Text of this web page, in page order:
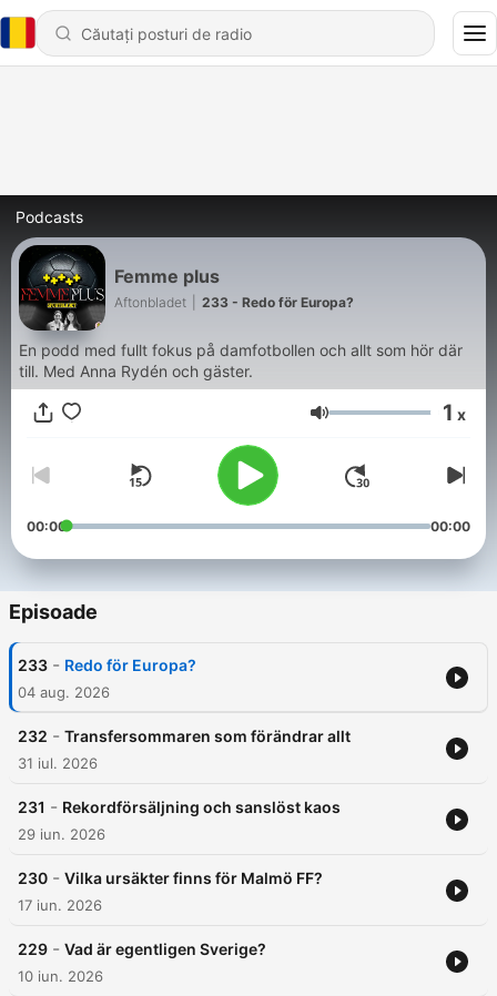
Podcasts
Femme plus
Aftonbladet 233 - Redo för Europa?
En podd med fullt fokus på damfotbollen och allt som hör där
till. Med Anna Rydén och gäster.
Volum 1 x
00:00 00:00
Episoade
233 - Redo för Europa?
04 aug. 2026
232 - Transfersommaren som förändrar allt
31 iul. 2026
231 - Rekordförsäljning och sanslöst kaos
29 iun. 2026
230 - Vilka ursäkter finns för Malmö FF?
17 iun. 2026
229 - Vad är egentligen Sverige?
10 iun. 2026